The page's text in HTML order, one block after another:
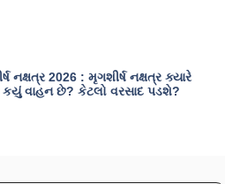
નક્ષત્ર 2026 : મૃગશીર્ષ નક્ષત્ર ક્યારે
વાહન છે? કેટલો વરસાદ પડશે?